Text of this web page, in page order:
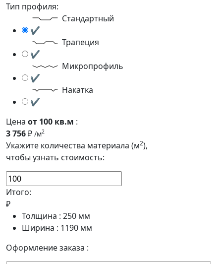
Тип профиля:
Стандартный
✔
Трапеция
✔
Микропрофиль
✔
Накатка
✔
Цена от 100 кв.м :
3 756₽ /м2
Укажите количества материала (м2),
чтобы узнать стоимость:
Итого:
₽
Толщина : 250 мм
Ширина : 1190 мм
Оформление заказа :